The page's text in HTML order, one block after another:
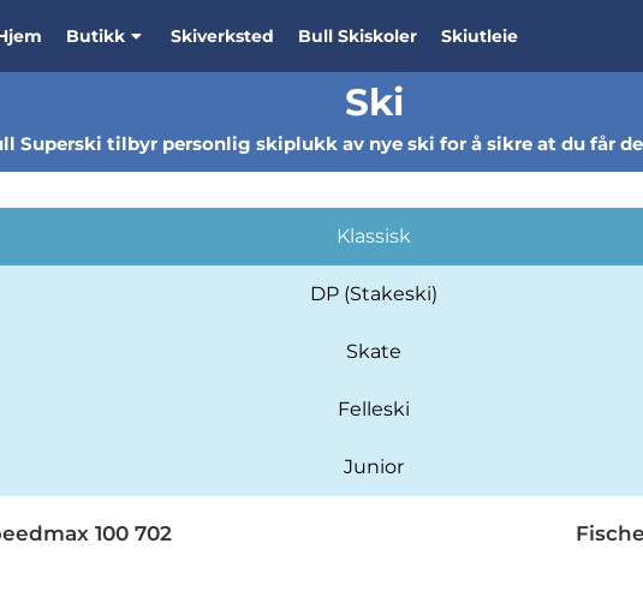
Butikk Skiverksted Bull Skiskoler Skiutleie
Ski
Superski tilbyr personlig skiplukk av nye ski for å sikre at du får
Klassisk
DP (Stakeski)
Skate
Felleski
Junior
100 702